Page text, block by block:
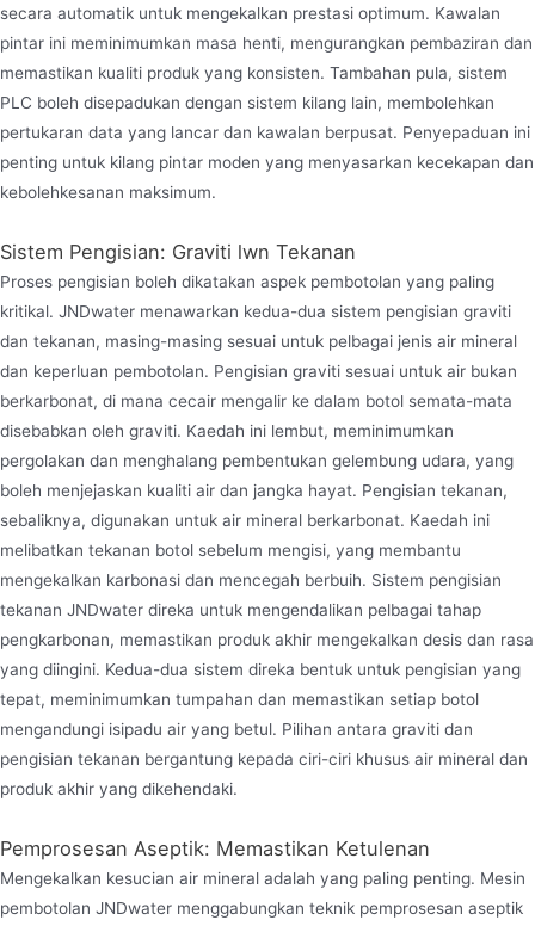
secara automatik untuk mengekalkan prestasi optimum. Kawalan
pintar ini meminimumkan masa henti, mengurangkan pembaziran dan
memastikan kualiti produk yang konsisten. Tambahan pula, sistem
PLC boleh disepadukan dengan sistem kilang lain, membolehkan
pertukaran data yang lancar dan kawalan berpusat. Penyepaduan ini
penting untuk kilang pintar moden yang menyasarkan kecekapan dan
kebolehkesanan maksimum.
Sistem Pengisian: Graviti lwn Tekanan
Proses pengisian boleh dikatakan aspek pembotolan yang paling
kritikal. JNDwater menawarkan kedua-dua sistem pengisian graviti
dan tekanan, masing-masing sesuai untuk pelbagai jenis air mineral
dan keperluan pembotolan. Pengisian graviti sesuai untuk air bukan
berkarbonat, di mana cecair mengalir ke dalam botol semata-mata
disebabkan oleh graviti. Kaedah ini lembut, meminimumkan
pergolakan dan menghalang pembentukan gelembung udara, yang
boleh menjejaskan kualiti air dan jangka hayat. Pengisian tekanan,
sebaliknya, digunakan untuk air mineral berkarbonat. Kaedah ini
melibatkan tekanan botol sebelum mengisi, yang membantu
mengekalkan karbonasi dan mencegah berbuih. Sistem pengisian
tekanan JNDwater direka untuk mengendalikan pelbagai tahap
pengkarbonan, memastikan produk akhir mengekalkan desis dan rasa
yang diingini. Kedua-dua sistem direka bentuk untuk pengisian yang
tepat, meminimumkan tumpahan dan memastikan setiap botol
mengandungi isipadu air yang betul. Pilihan antara graviti dan
pengisian tekanan bergantung kepada ciri-ciri khusus air mineral dan
produk akhir yang dikehendaki.
Pemprosesan Aseptik: Memastikan Ketulenan
Mengekalkan kesucian air mineral adalah yang paling penting. Mesin
pembotolan JNDwater menggabungkan teknik pemprosesan aseptik